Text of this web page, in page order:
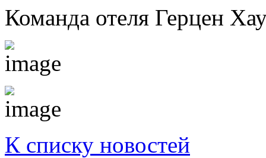
Команда отеля Герцен
К списку новостей